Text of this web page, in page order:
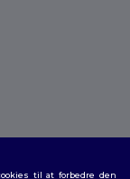
til at forbedre den